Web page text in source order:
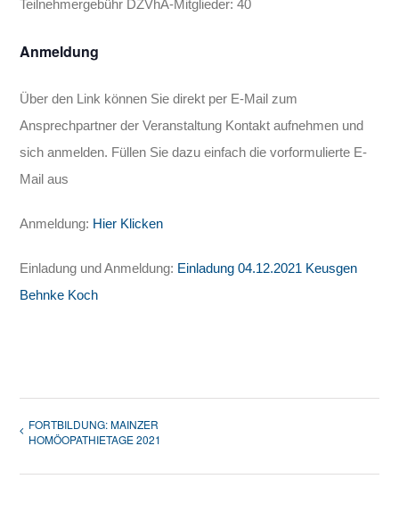
Teilnehmergebühr DZVhÄ-Mitglieder: 40
Anmeldung
Über den Link können Sie direkt per E-Mail zum
Ansprechpartner der Veranstaltung Kontakt aufnehmen und
sich anmelden. Füllen Sie dazu einfach die vorformulierte E-
Mail aus
Anmeldung: Hier Klicken
Einladung und Anmeldung: Einladung 04.12.2021 Keusgen
Behnke Koch
FORTBILDUNG: MAINZER
HOMÖOPATHIETAGE 2021